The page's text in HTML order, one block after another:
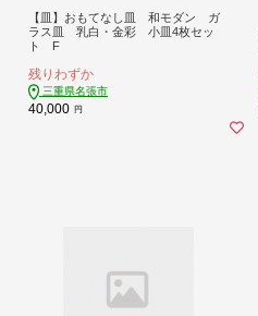
【皿】おもてなし皿 和モダン ガ
ラス皿 乳白・金彩 小皿4枚セッ
ト F
残りわずか
三重県名張市
40,000 円